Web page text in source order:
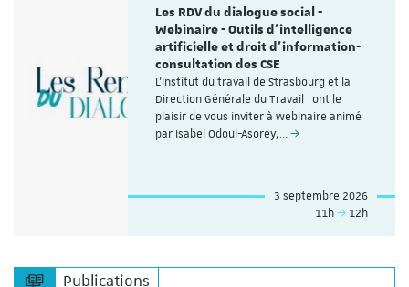
Les RDV du dialogue social -
Webinaire - Outils d’intelligence
artificielle et droit d’information-
consultation des CSE
L'Institut du travail de Strasbourg et la
Direction Générale du Travail ont le
plaisir de vous inviter à webinaire animé
par Isabel Odoul-Asorey,…
3 septembre 2026
11h
12h
Publications